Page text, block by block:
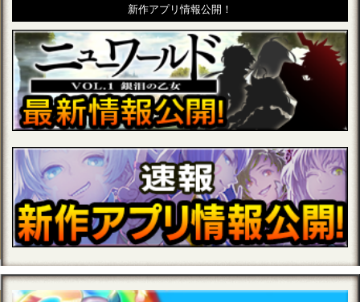
新作アプリ情報公開！